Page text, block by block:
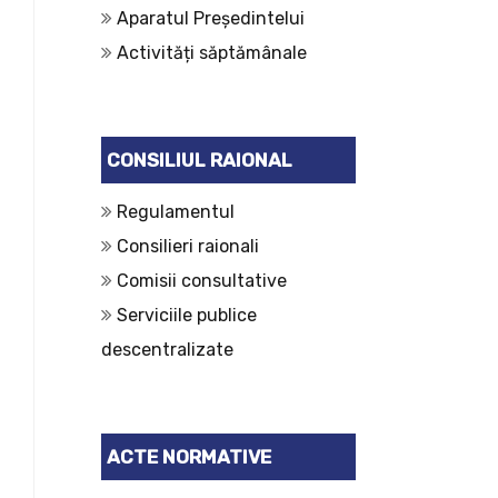
Aparatul Președintelui
Activități săptămânale
CONSILIUL RAIONAL
Regulamentul
Consilieri raionali
Comisii consultative
Serviciile publice
descentralizate
ACTE NORMATIVE